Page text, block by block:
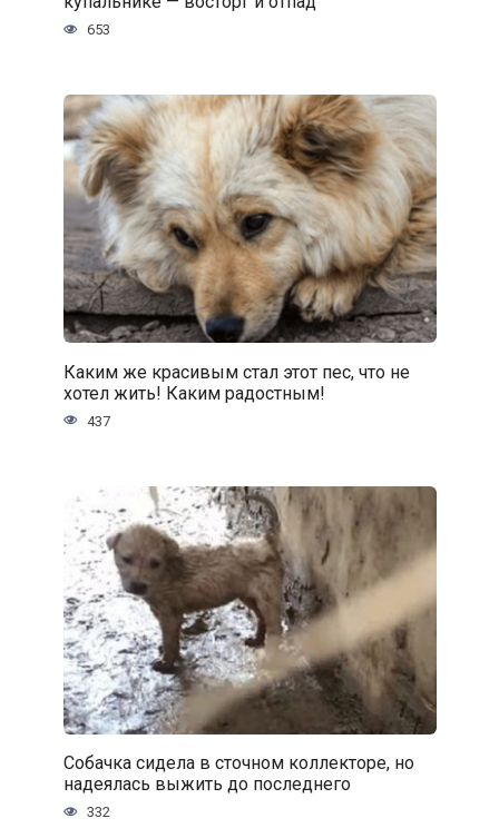
653
Каким же красивым стал этот пес, что не
хотел жить! Каким радостным!
437
Собачка сидела в сточном коллекторе, но
надеялась выжить до последнего
332